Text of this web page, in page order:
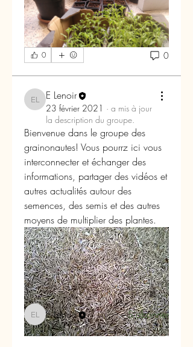
0 0
E Lenoir
E Lenoir
23 février 2021 · a mis à jour
la description du groupe.
Bienvenue dans le groupe des
grainonautes! Vous pourrz ici vous
interconnecter et échanger des
informations, partager des vidéos et
autres actualités autour des
semences, des semis et des autres
moyens de multiplier des plantes.
À propos
Bienvenue dans le groupe des
grainonautes! Vous pourrz ici v...
Lire plus
Grainonautes
E LenoirE Lenoir
S'abonner
Voir tous les Grainonautes (1)